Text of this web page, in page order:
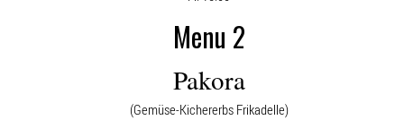
Menu 2
Pakora
(Gemüse-Kichererbs Frikadelle)